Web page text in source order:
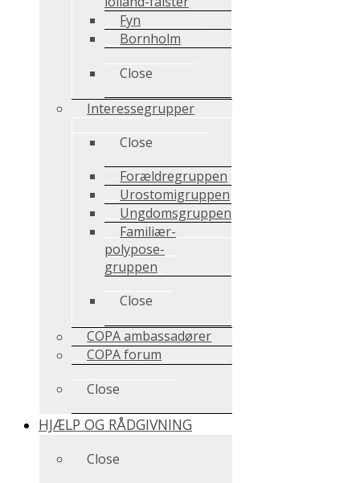
Fyn
Bornholm
Close
Interessegrupper
Close
Forældregruppen
Urostomigruppen
Ungdomsgruppen
Familiær-
polypose-
gruppen
Close
COPA ambassadører
COPA forum
Close
HJÆLP OG RÅDGIVNING
Close